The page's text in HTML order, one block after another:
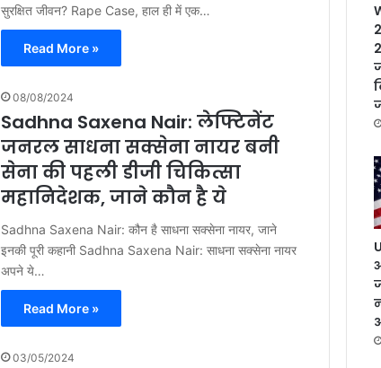
सुरक्षित जीवन? Rape Case, हाल ही में एक…
Read More »
08/08/2024
Sadhna Saxena Nair: लेफ्टिनेंट
जनरल साधना सक्सेना नायर बनी
सेना की पहली डीजी चिकित्सा
महानिदेशक, जाने कौन है ये
Sadhna Saxena Nair: कौन है साधना सक्सेना नायर, जाने
इनकी पूरी कहानी Sadhna Saxena Nair: साधना सक्सेना नायर
अपने ये…
Read More »
03/05/2024